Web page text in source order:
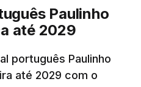
Paulinho
até 2029
português Paulinho
até 2029 com o